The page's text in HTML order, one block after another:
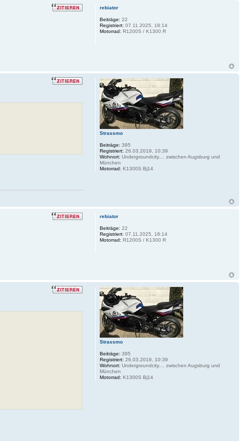
rebiator
Beiträge: 22
Registriert: 07.11.2025, 18:14
Motorrad: R1200S / K1300 R
Strassmo
Beiträge: 395
Registriert: 26.03.2019, 10:39
Wohnort: Undergroundcity.... zwischen Augsburg und
München
Motorrad: K1300S Bj14
rebiator
Beiträge: 22
Registriert: 07.11.2025, 18:14
Motorrad: R1200S / K1300 R
Strassmo
Beiträge: 395
Registriert: 26.03.2019, 10:39
Wohnort: Undergroundcity.... zwischen Augsburg und
München
Motorrad: K1300S Bj14